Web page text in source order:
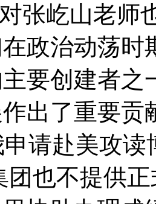
张屹山老师
政治动荡时
主要创建者
出了重要贡
请赴美攻
团也不提供